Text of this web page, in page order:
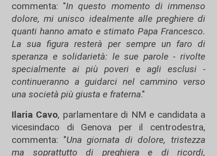
commenta: "In questo momento di immenso
dolore, mi unisco idealmente alle preghiere di
quanti hanno amato e stimato Papa Francesco.
La sua figura resterà per sempre un faro di
speranza e solidarietà: le sue parole - rivolte
specialmente ai più poveri e agli esclusi -
continueranno a guidarci nel cammino verso
una società più giusta e fraterna."
Ilaria Cavo, parlamentare di NM e candidata a
vicesindaco di Genova per il centrodestra,
commenta: "Una giornata di dolore, tristezza
ma soprattutto di preghiera e di ricordi,